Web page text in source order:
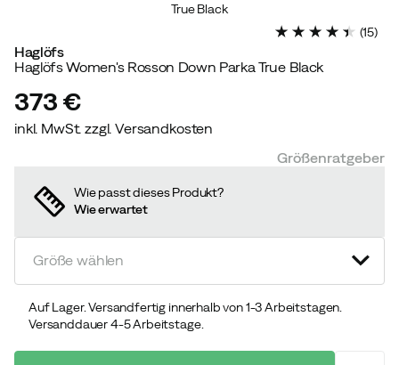
True Black
(15)
Haglöfs
Haglöfs Women's Rosson Down Parka True Black
373 €
inkl. MwSt. zzgl. Versandkosten
Größenratgeber
Wie passt dieses Produkt?
Wie erwartet
Größe wählen
Auf Lager. Versandfertig innerhalb von 1-3 Arbeitstagen.
Versanddauer 4-5 Arbeitstage.